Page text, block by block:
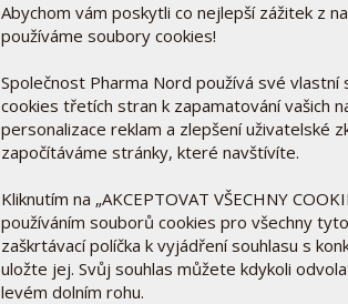
Abychom vám poskytli co nejlepší zážitek z
používáme soubory cookies!
Společnost Pharma Nord používá své
cookies třetích stran k zapamatování vašich
personalizace reklam a zlepšení uživatelské
započítáváme stránky, které navštívíte.
Kliknutím na „AKCEPTOVAT VŠECHNY
používáním souborů cookies pro všechny
zaškrtávací políčka k vyjádření souhlasu s
uložte jej. Svůj souhlas můžete kdykoli
levém dolním rohu.